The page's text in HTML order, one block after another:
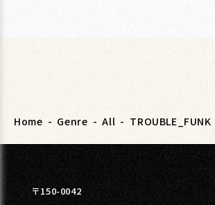
Home - Genre - All - TROUBLE_FUNK
〒150-0042